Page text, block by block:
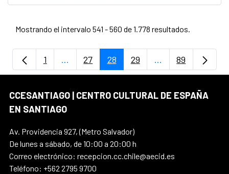
Mostrando el intervalo 541 - 560 de 1.778 resultados.
Página
1 ...Páginas intermedias Use TAB para
Página
27 Página
28 Página
29 ...PáginasPágina
89
CCESANTIAGO | CENTRO CULTURAL DE ESPAÑA
EN SANTIAGO
Av. Providencia 927, (Metro Salvador)
De lunes a sábado, de 10:00 a 20:00 h
Correo electrónico: recepcion.cc.chile@aecid.es
Teléfono: +562 2795 9700